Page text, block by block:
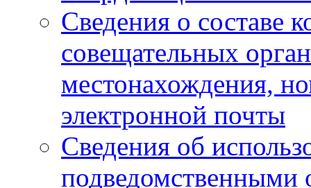
Сведения о составе
совещательных
местонахождения,
электронной почты
Сведения об
подведомственными